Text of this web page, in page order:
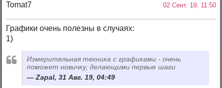
Tomat7 02 Сент. 19, 11:50
Графики очень полезны в случаях:
1)
Измерительная техника с графиками - очень
поможет новичку, делающими первые шаги
Zapal, 31 Авг. 19, 04:49